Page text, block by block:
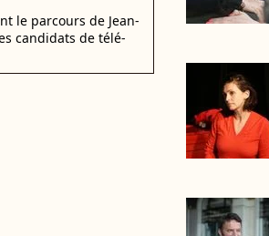
le parcours de Jean-
candidats de télé-